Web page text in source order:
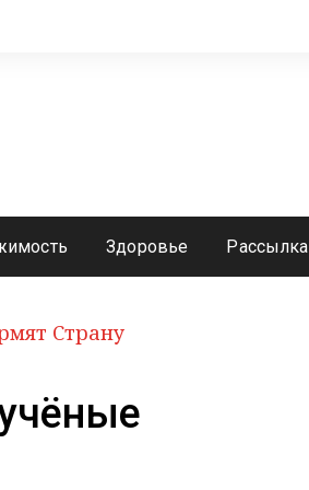
Здоровье Рассылка
Страну